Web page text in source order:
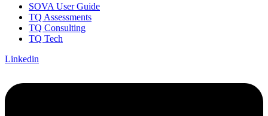
SOVA User Guide
TQ Assessments
TQ Consulting
TQ Tech
Linkedin